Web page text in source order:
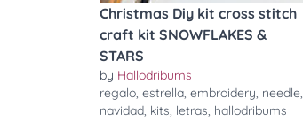
Christmas Diy kit cross stitch
craft kit SNOWFLAKES &
STARS
by Hallodribums
regalo, estrella, embroidery, needle,
navidad, kits, letras, hallodribums